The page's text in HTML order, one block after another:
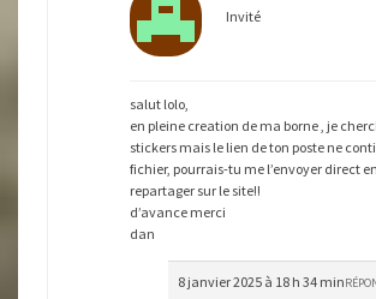
Invité
salut lolo,
en pleine creation de ma borne , je
stickers mais le lien de ton poste ne
fichier, pourrais-tu me l’envoyer direct
repartager sur le site!!
d’avance merci
dan
8 janvier 2025 à 18 h 34 min